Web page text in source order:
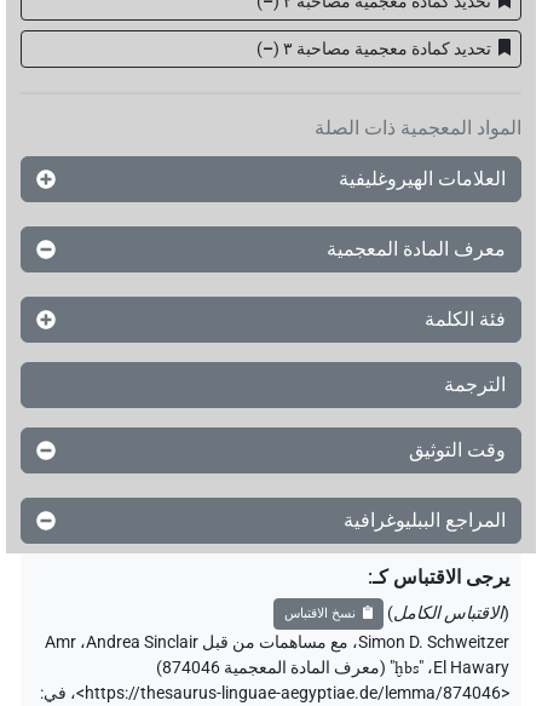
تحديد كمادة معجمية مصاحبة ۳ –
)
المواد المعجمية ذات الصلة
العلامات الهيروغليفية
معرف المادة المعجمية
فئة الكلمة
الترجمة
وقت التوثيق
المراجع الببليوغرافية
يرجى الاقتباس كـ:
(الاقتباس الكامل) نسخ الاقتباس
Simon D. Schweitzer، مع مساهمات من قبل Andrea Sinclair، Amr
El Hawary، "ḫbs
" (معرف المادة المعجمية 874046)
<https://thesaurus-linguae-aegyptiae.de/lemma/874046>
، في: